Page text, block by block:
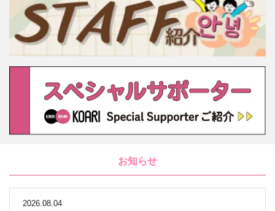
お知らせ
2026.08.04